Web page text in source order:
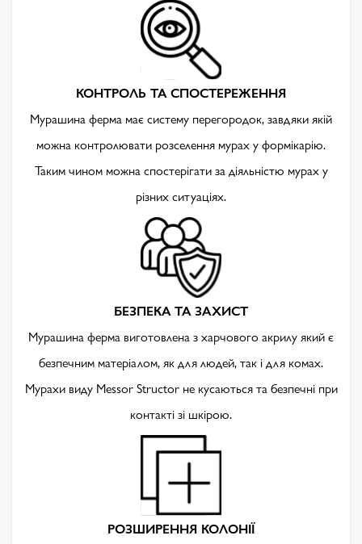
КОНТРОЛЬ ТА СПОСТЕРЕЖЕННЯ
Мурашина ферма має систему перегородок, завдяки якій
можна контролювати розселення мурах у формікарію.
Таким чином можна спостерігати за діяльністю мурах у
різних ситуаціях.
БЕЗПЕКА ТА ЗАХИСТ
Мурашина ферма виготовлена з харчового акрилу який є
безпечним матеріалом, як для людей, так і для комах.
Мурахи виду Messor Structor не кусаються та безпечні при
контакті зі шкірою.
РОЗШИРЕННЯ КОЛОНІЇ